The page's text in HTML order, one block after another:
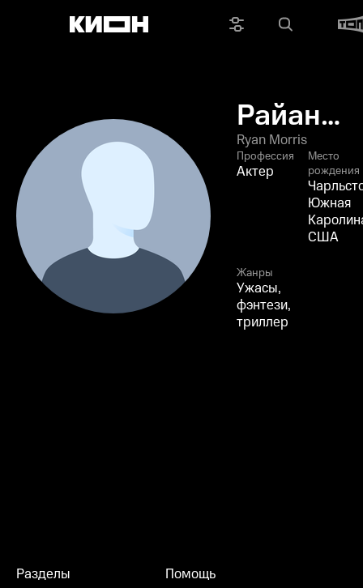
Райан
Моррис
Ryan Morris
Профессия
Актер
Место
рождения
Южная
США
Жанры
Ужасы,
фэнтези,
триллер
Разделы Помощь